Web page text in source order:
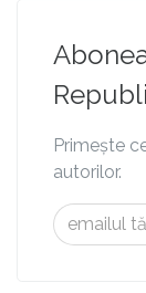
Primește
autorilor.